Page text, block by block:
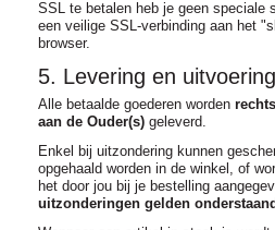
SSL te betalen heb je geen speciale
een veilige SSL-verbinding aan het
browser.
5. Levering en uitvoering
Alle betaalde goederen worden
aan de Ouder(s) geleverd.
Enkel bij uitzondering kunnen
opgehaald worden in de winkel, of
het door jou bij je bestelling
uitzonderingen gelden